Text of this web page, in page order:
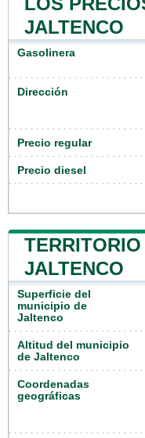
JALTENCO
Gasolinera
Dirección
Precio regular
Precio diesel
JALTENCO
Superficie del
municipio de
Jaltenco
Altitud del municipio
de Jaltenco
Coordenadas
geográficas